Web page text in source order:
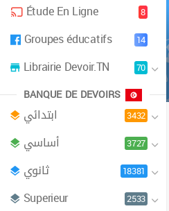
Étude En Ligne
8
Groupes éducatifs 14
Librairie Devoir.TN 70
BANQUE DE DEVOIRS
ابتدائي 3432
أساسي 3727
ثانوي 18381
Superieur 2533